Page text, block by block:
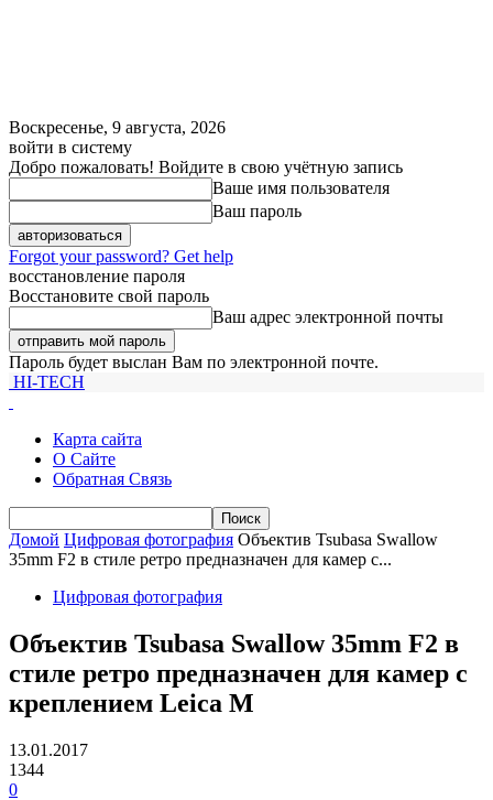
Воскресенье, 9 августа, 2026
войти в систему
Добро пожаловать! Войдите в свою учётную запись
Ваше имя пользователя
Ваш пароль
Forgot your password? Get help
восстановление пароля
Восстановите свой пароль
Ваш адрес электронной почты
Пароль будет выслан Вам по электронной почте.
HI-TECH
Карта сайта
О Сайте
Обратная Связь
Домой Цифровая фотография Объектив Tsubasa Swallow
35mm F2 в стиле ретро предназначен для камер с...
Цифровая фотография
Объектив Tsubasa Swallow 35mm F2 в
стиле ретро предназначен для камер с
креплением Leica M
13.01.2017
1344
0